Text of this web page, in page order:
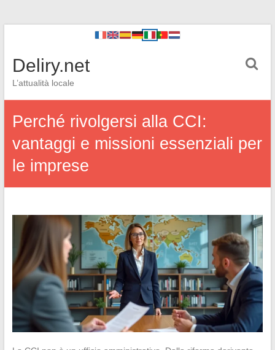
Deliry.net
L’attualità locale
Perché rivolgersi alla CCI:
vantaggi e missioni essenziali per
le imprese